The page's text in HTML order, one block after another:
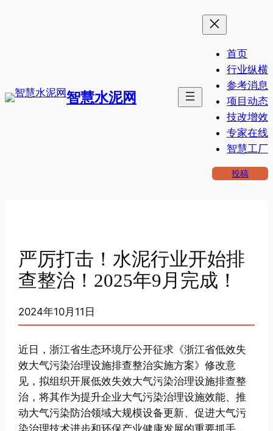
智慧水泥网
首页
行业纵横
参考消息
项目动态
技改增效
专家在线
智慧工厂
投稿
严厉打击！水泥行业开始排
查整治！2025年9月完成！
2024年10月11日
近日，浙江省生态环境厅公开征求《浙江省低效失
效大气污染治理设施排查整治实施方案》修改意
见，拟组织开展低效失效大气污染治理设施排查整
治，将其作为提升企业大气污染治理设施效能、推
动大气污染防治领域大规模设备更新、促进大气污